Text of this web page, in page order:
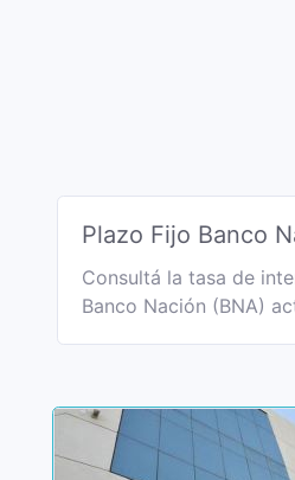
Plazo Fijo Banco
Consultá la tasa de
Banco Nación (BNA)